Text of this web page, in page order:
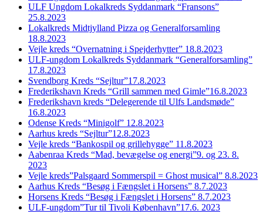
ULF Ungdom Lokalkreds Syddanmark “Fransons”
25.8.2023
Lokalkreds Midtjylland Pizza og Generalforsamling
18.8.2023
Vejle kreds “Overnatning i Spejderhytter” 18.8.2023
ULF-ungdom Lokalkreds Syddanmark “Generalforsamling”
17.8.2023
Svendborg Kreds “Sejltur”17.8.2023
Frederikshavn Kreds “Grill sammen med Gimle”16.8.2023
Frederikshavn kreds “Delegerende til Ulfs Landsmøde”
16.8.2023
Odense Kreds “Minigolf” 12.8.2023
Aarhus kreds “Sejltur”12.8.2023
Vejle kreds “Bankospil og grillehygge” 11.8.2023
Aabenraa Kreds “Mad, bevægelse og energi”9. og 23. 8.
2023
Vejle kreds”Palsgaard Sommerspil = Ghost musical” 8.8.2023
Aarhus Kreds “Besøg i Fængslet i Horsens” 8.7.2023
Horsens Kreds “Besøg i Fængslet i Horsens” 8.7.2023
ULF-ungdom”Tur til Tivoli København”17.6. 2023